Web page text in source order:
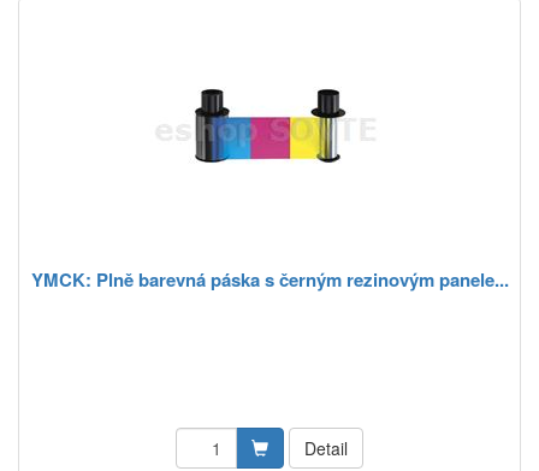
YMCK: Plně barevná páska s černým rezinovým panele...
Detail